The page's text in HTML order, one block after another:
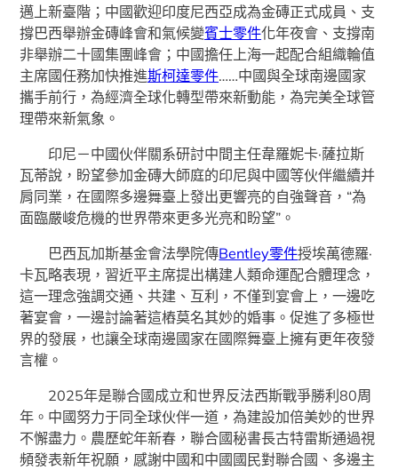
邁上新臺階；中國歡迎印度尼西亞成為金磚正式成員、支
撐巴西舉辦金磚峰會和氣候變賓士零件化年夜會、支撐南
非舉辦二十國集團峰會；中國擔任上海一起配合組織輪值
主席國任務加快推進斯柯達零件……中國與全球南邊國家
攜手前行，為經濟全球化轉型帶來新動能，為完美全球管
理帶來新氣象。
印尼－中國伙伴關系研討中間主任韋羅妮卡·薩拉斯
瓦蒂說，盼望參加金磚大師庭的印尼與中國等伙伴繼續并
肩同業，在國際多邊舞臺上發出更響亮的自強聲音，“為
面臨嚴峻危機的世界帶來更多光亮和盼望”。
巴西瓦加斯基金會法學院傳Bentley零件授埃萬德羅·
卡瓦略表現，習近平主席提出構建人類命運配合體理念，
這一理念強調交通、共建、互利，不僅到宴會上，一邊吃
著宴會，一邊討論著這樁莫名其妙的婚事。促進了多極世
界的發展，也讓全球南邊國家在國際舞臺上擁有更年夜發
言權。
2025年是聯合國成立和世界反法西斯戰爭勝利80周
年。中國努力于同全球伙伴一道，為建設加倍美妙的世界
不懈盡力。農歷蛇年新春，聯合國秘書長古特雷斯通過視
頻發表新年祝願，感謝中國和中國國民對聯合國、多邊主